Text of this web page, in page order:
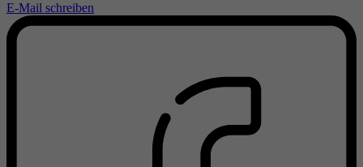
E-Mail schreiben